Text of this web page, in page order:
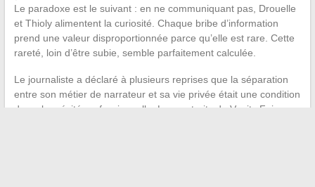
Le paradoxe est le suivant : en ne communiquant pas, Drouelle
et Thioly alimentent la curiosité. Chaque bribe d’information
prend une valeur disproportionnée parce qu’elle est rare. Cette
rareté, loin d’être subie, semble parfaitement calculée.
Le journaliste a déclaré à plusieurs reprises que la séparation
entre son métier de narrateur et sa vie privée était une condition
de sa longévité professionnelle. Les portraits de Vanity Fair